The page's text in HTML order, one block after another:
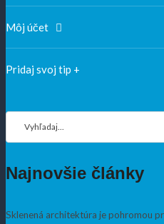
Môj účet
Pridaj svoj tip +
Najnovšie články
Sklenená architektúra je pohromou